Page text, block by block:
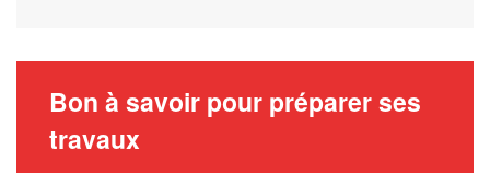
Bon à savoir pour préparer ses
travaux